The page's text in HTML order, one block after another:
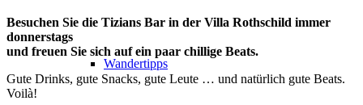
Wandertipps
Besuchen Sie die Tizians Bar in der Villa Rothschild immer
donnerstags
und freuen Sie sich auf ein paar chillige Beats.
Gute Drinks, gute Snacks, gute Leute … und natürlich gute Beats.
Voilà!